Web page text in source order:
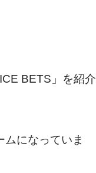
BETS」を紹介
になっていま